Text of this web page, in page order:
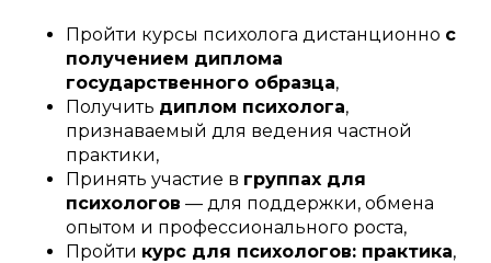
Пройти курсы психолога дистанционно с
получением диплома
государственного образца,
Получить диплом психолога,
признаваемый для ведения частной
практики,
Принять участие в группах для
психологов — для поддержки, обмена
опытом и профессионального роста,
Пройти курс для психологов: практика,